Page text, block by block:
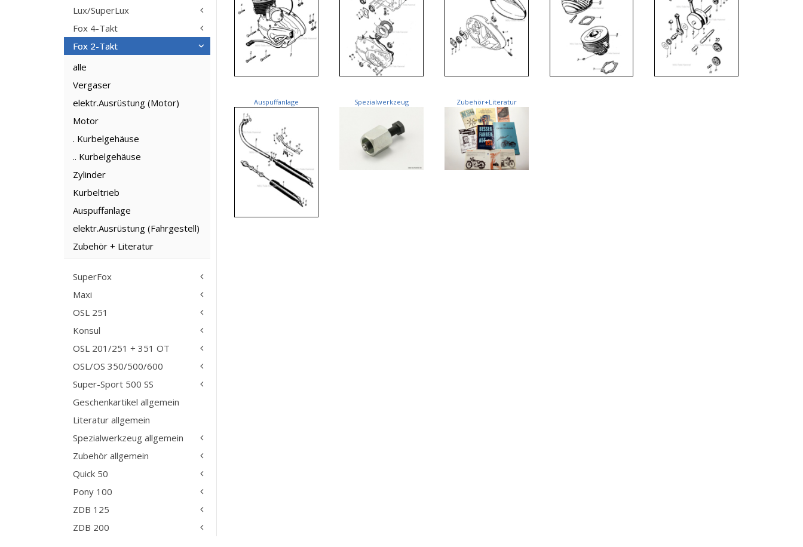
Lux/SuperLux
Fox 4-Takt
Fox 2-Takt
alle
Vergaser
elektr.Ausrüstung (Motor)
Motor
. Kurbelgehäuse
.. Kurbelgehäuse
Zylinder
Kurbeltrieb
Auspuffanlage
elektr.Ausrüstung (Fahrgestell)
Zubehör + Literatur
SuperFox
Maxi
OSL 251
Konsul
OSL 201/251 + 351 OT
OSL/OS 350/500/600
Super-Sport 500 SS
Geschenkartikel allgemein
Literatur allgemein
Spezialwerkzeug allgemein
Zubehör allgemein
Quick 50
Pony 100
ZDB 125
ZDB 200
Auspuffanlage Spezialwerkzeug Zubehör+Literatur